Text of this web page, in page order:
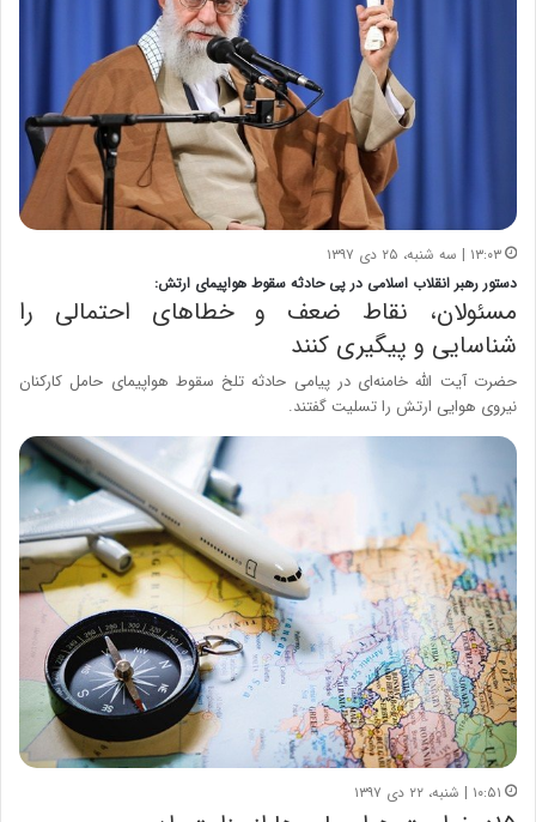
۱۳:۰۳ | سه شنبه، ۲۵ دی ۱۳۹۷
دستور رهبر انقلاب اسلامی در پی حادثه سقوط هواپیمای ارتش:
مسئولان، نقاط ضعف و خطاهای احتمالی را
شناسایی و پیگیری کنند
حضرت آیت الله خامنه‌ای در پیامی حادثه تلخ سقوط هواپیمای حامل کارکنان
نیروی هوایی ارتش را تسلیت گفتند.
۱۰:۵۱ | شنبه، ۲۲ دی ۱۳۹۷